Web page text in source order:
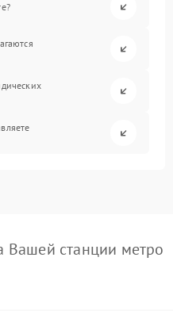
Вашей станции метро